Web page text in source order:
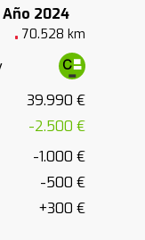
Año 2024
70.528 km
39.990 €
-2.500 €
-1.000 €
-500 €
+300 €